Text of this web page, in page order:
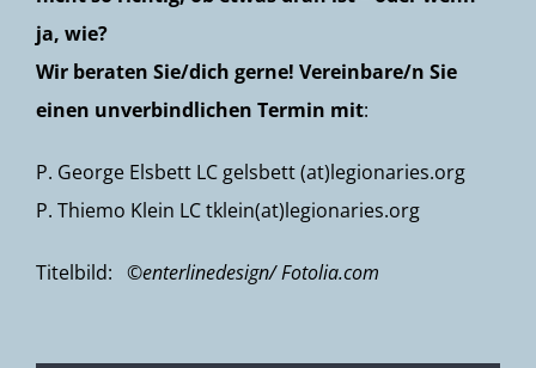
ja, wie?
Wir beraten Sie/dich gerne! Vereinbare/n Sie
einen unverbindlichen Termin mit:
P. George Elsbett LC gelsbett (at)legionaries.org
P. Thiemo Klein LC tklein(at)legionaries.org
Titelbild: ©enterlinedesign/ Fotolia.com